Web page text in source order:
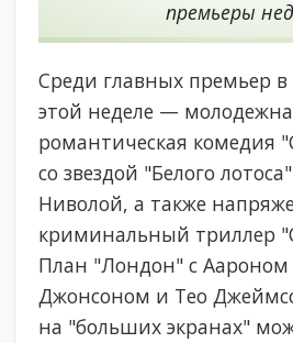
премьеры
Среди главных премьер в
этой неделе —
романтическая комедия
со звездой "Белого
Ниволой, а также
криминальный триллер
План "Лондон" с
Джонсоном и Тео
на "больших экранах"